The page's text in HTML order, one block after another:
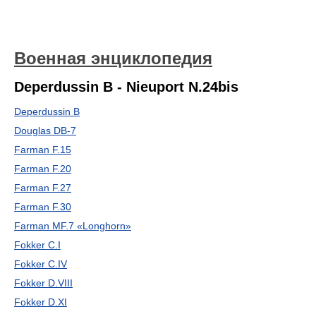
Военная энциклопедия
Deperdussin В - Nieuport N.24bis
Deperdussin В
Douglas DB-7
Farman F.15
Farman F.20
Farman F.27
Farman F.30
Farman MF.7 «Longhorn»
Fokker C.I
Fokker C.IV
Fokker D.VIII
Fokker D.XI